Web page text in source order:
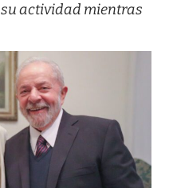
actividad mientras